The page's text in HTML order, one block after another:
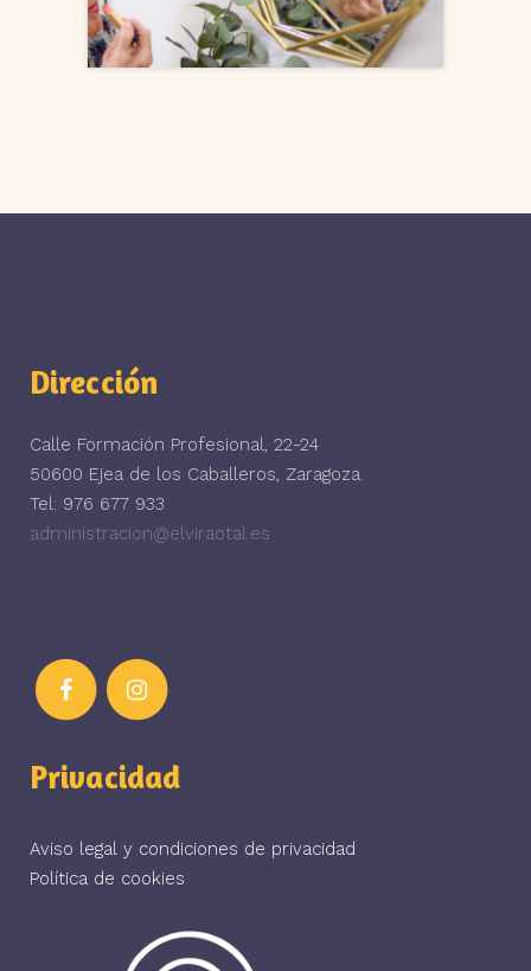
Dirección
Calle Formación Profesional, 22-24
50600 Ejea de los Caballeros, Zaragoza.
Tel: 976 677 933
administracion@elviraotal.es
Privacidad
Aviso legal y condiciones de privacidad
Política de cookies